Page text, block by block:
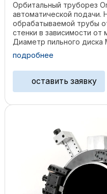
Орбитальный труборез
автоматической подачи.
обрабатываемой трубы
стенки в зависимости от
Диаметр пильного диска
диаметр ...
подробнее
оставить заявку